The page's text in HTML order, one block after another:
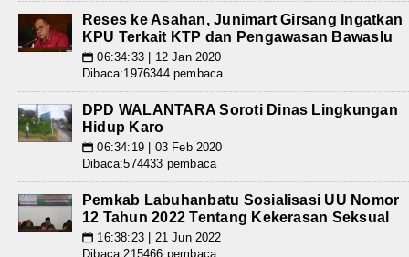
Reses ke Asahan, Junimart Girsang Ingatkan
KPU Terkait KTP dan Pengawasan Bawaslu
📅 06:34:33 | 12 Jan 2020
Dibaca:1976344 pembaca
DPD WALANTARA Soroti Dinas Lingkungan
Hidup Karo
📅 06:34:19 | 03 Feb 2020
Dibaca:574433 pembaca
Pemkab Labuhanbatu Sosialisasi UU Nomor
12 Tahun 2022 Tentang Kekerasan Seksual
📅 16:38:23 | 21 Jun 2022
Dibaca:215466 pembaca